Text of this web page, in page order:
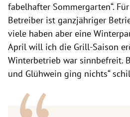
fabelhafter Sommergarten“.
Betreiber ist ganzjähriger
viele haben aber eine
April will ich die Grill-Saison
Winterbetrieb war sinnbefreit.
und Glühwein ging nichts“